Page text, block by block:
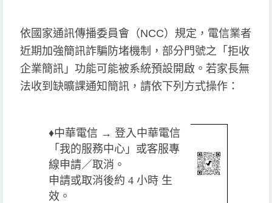
依國家通訊傳播委員會（NCC）規定，電信業者
近期加強簡訊詐騙防堵機制，部分門號之「拒收
企業簡訊」功能可能被系統預設開啟。若家長無
法收到缺曠課通知簡訊，請依下列方式操作：
♦️中華電信 → 登入中華電信
「我的服務中心」或客服專
線申請／取消。
申請或取消後約 4 小時 生
效。